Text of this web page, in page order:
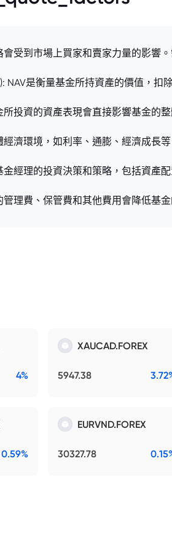
受到市場上買家和賣家力量的影響
NAV是衡量基金所持資產的價值，
投資的資產表現會直接影響基金的
濟環境，如利率、通膨、經濟成長
經理的投資決策和策略，包括資產
管理費、保管費和其他費用會降低基
4%
XAUCAD.FOREX
5947.38
0.59%
EURVND.FOREX
30327.78